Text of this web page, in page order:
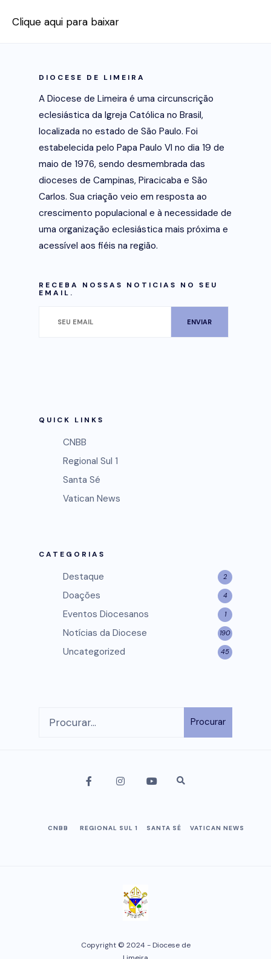
Clique aqui para baixar
DIOCESE DE LIMEIRA
A Diocese de Limeira é uma circunscrição
eclesiástica da Igreja Católica no Brasil,
localizada no estado de São Paulo. Foi
estabelecida pelo Papa Paulo VI no dia 19 de
maio de 1976, sendo desmembrada das
dioceses de Campinas, Piracicaba e São
Carlos. Sua criação veio em resposta ao
crescimento populacional e à necessidade de
uma organização eclesiástica mais próxima e
acessível aos fiéis na região.
RECEBA NOSSAS NOTICIAS NO SEU
EMAIL.
QUICK LINKS
CNBB
Regional Sul 1
Santa Sé
Vatican News
CATEGORIAS
Destaque 2
Doações 4
Eventos Diocesanos 1
Notícias da Diocese 190
Uncategorized 45
Procurar
CNBB REGIONAL SUL 1 SANTA SÉ VATICAN NEWS
Copyright © 2024 - Diocese de